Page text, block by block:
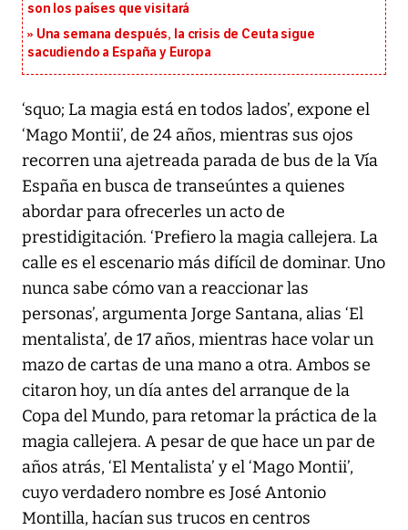
son los países que visitará
Una semana después, la crisis de Ceuta sigue
sacudiendo a España y Europa
‘squo; La magia está en todos lados’, expone el
‘Mago Montii’, de 24 años, mientras sus ojos
recorren una ajetreada parada de bus de la Vía
España en busca de transeúntes a quienes
abordar para ofrecerles un acto de
prestidigitación. ‘Prefiero la magia callejera. La
calle es el escenario más difícil de dominar. Uno
nunca sabe cómo van a reaccionar las
personas’, argumenta Jorge Santana, alias ‘El
mentalista’, de 17 años, mientras hace volar un
mazo de cartas de una mano a otra. Ambos se
citaron hoy, un día antes del arranque de la
Copa del Mundo, para retomar la práctica de la
magia callejera. A pesar de que hace un par de
años atrás, ‘El Mentalista’ y el ‘Mago Montii’,
cuyo verdadero nombre es José Antonio
Montilla, hacían sus trucos en centros